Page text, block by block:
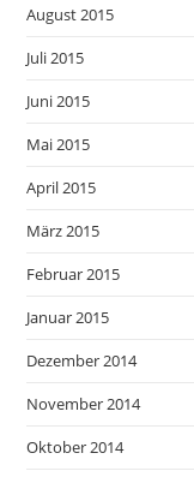
August 2015
Juli 2015
Juni 2015
Mai 2015
April 2015
März 2015
Februar 2015
Januar 2015
Dezember 2014
November 2014
Oktober 2014